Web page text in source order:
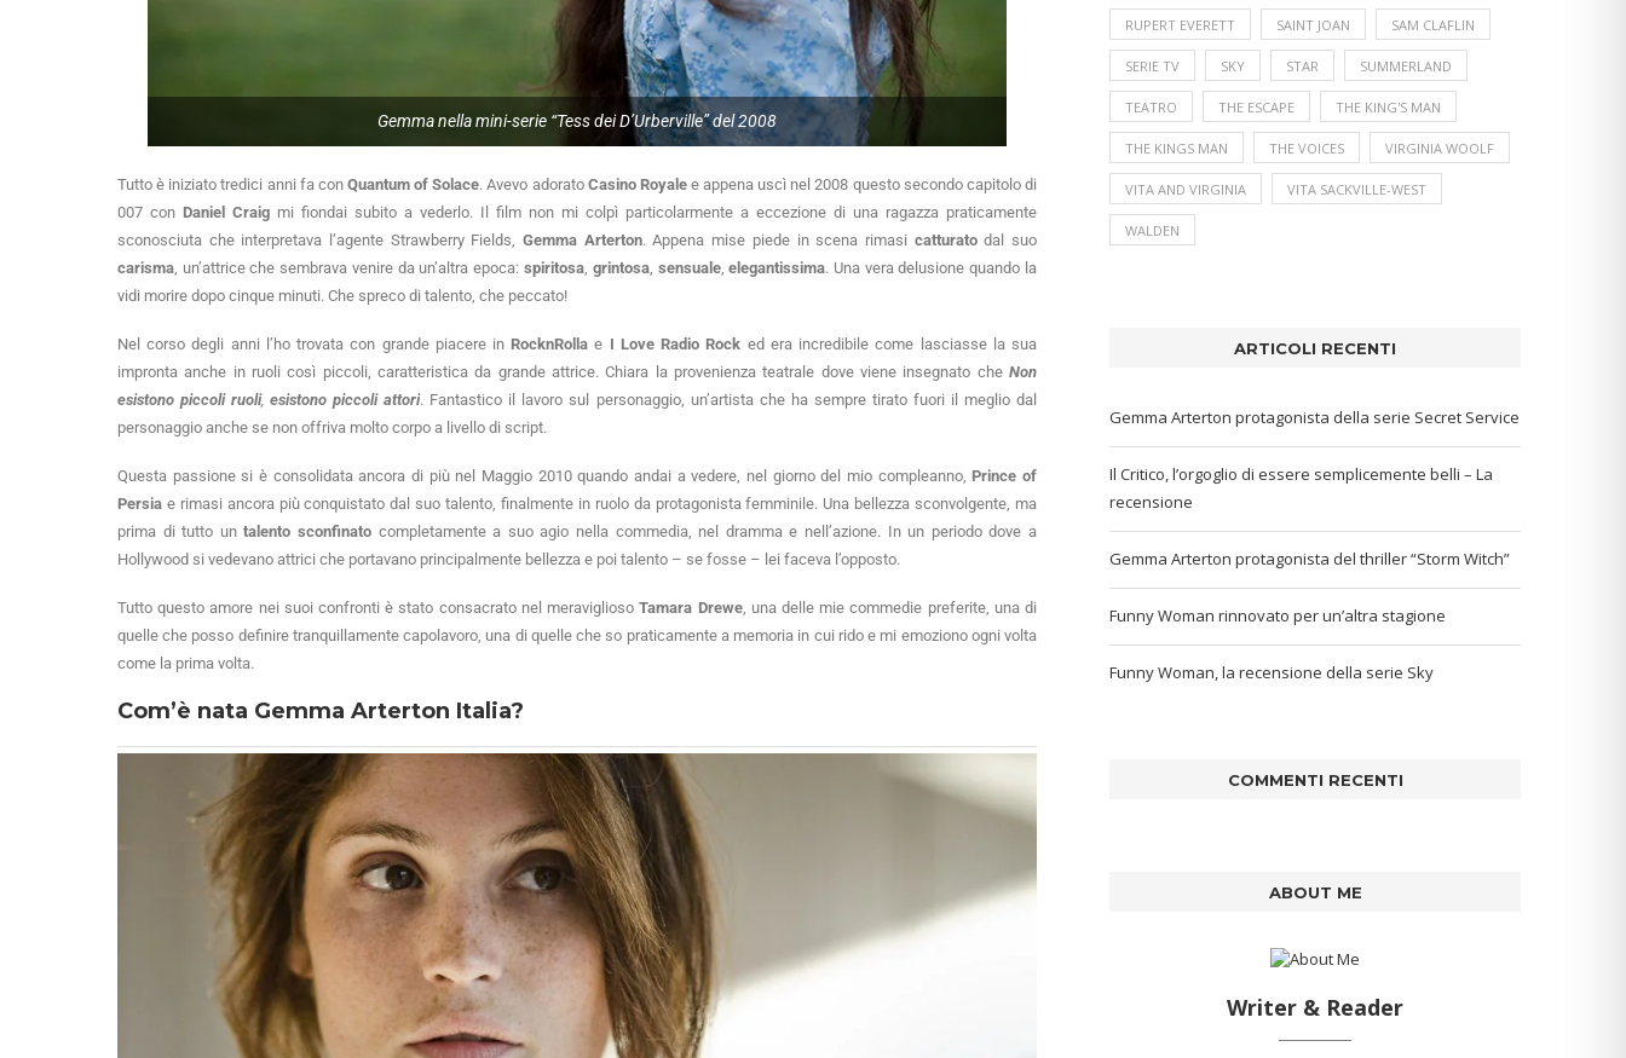
Gemma nella mini-serie “Tess dei D’Urberville” del 2008
Tutto è iniziato tredici anni fa con Quantum of Solace. Avevo adorato Casino Royalee appena uscì nel 2008 questo secondo capitolo di
007 con Daniel Craig mi fiondai subito a vederlo. Il film non mi colpì particolarmente a eccezione di una ragazza praticamente
sconosciuta che interpretava l’agente Strawberry Fields,Gemma Arterton. Appena mise piede in scena rimasi catturatodal suo
carisma, un’attrice che sembrava venire da un’altra epoca: spiritosa, grintosa, sensuale,elegantissima. Una vera delusione quando la
vidi morire dopo cinque minuti. Che spreco di talento, che peccato!
Nel corso degli anni l’ho trovata con grande piacere in RocknRolla e I Love Radio Rock ed era incredibile come lasciasse la sua
impronta anche in ruoli così piccoli, caratteristica da grande attrice. Chiara la provenienza teatrale dove viene insegnato che Non
esistono piccoli ruoli,esistono piccoli attori. Fantastico il lavoro sul personaggio, un’artista che ha sempre tirato fuori il meglio dal
personaggio anche se non offriva molto corpo a livello di script.
Questa passione si è consolidata ancora di più nel Maggio 2010 quando andai a vedere, nel giorno del mio compleanno, Prince of
Persia e rimasi ancora più conquistato dal suo talento, finalmente in ruolo da protagonista femminile. Una bellezza sconvolgente, ma
prima di tutto untalento sconfinato completamente a suo agio nella commedia, nel dramma e nell’azione. In un periodo dove a
Hollywood si vedevano attrici che portavano principalmente bellezza e poi talento – se fosse – lei faceva l’opposto.
Tutto questo amore nei suoi confronti è stato consacrato nel meravigliosoTamara Drewe, una delle mie commedie preferite, una di
quelle che posso definire tranquillamente capolavoro, una di quelle che so praticamente a memoria in cui rido e mi emoziono ogni volta
come la prima volta.
Com’è nata Gemma Arterton Italia?
RUPERT EVERETT SAINT JOAN SAM CLAFLIN
SERIE TV SKY STAR SUMMERLAND
TEATRO THE ESCAPE THE KING'S MAN
THE KINGS MAN THE VOICES VIRGINIA WOOLF
VITA AND VIRGINIA VITA SACKVILLE-WEST
WALDEN
ARTICOLI RECENTI
Gemma Arterton protagonista della serie Secret Service
Il Critico, l’orgoglio di essere semplicemente belli – La
recensione
Gemma Arterton protagonista del thriller “Storm Witch”
Funny Woman rinnovato per un’altra stagione
Funny Woman, la recensione della serie Sky
COMMENTI RECENTI
ABOUT ME
Writer & Reader